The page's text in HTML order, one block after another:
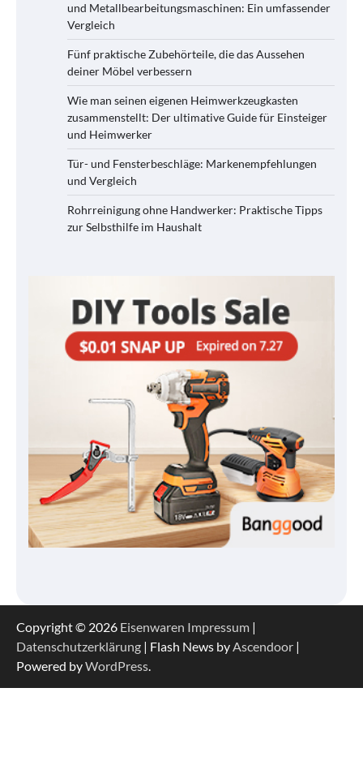
und Metallbearbeitungsmaschinen: Ein umfassender
Vergleich
Fünf praktische Zubehörteile, die das Aussehen
deiner Möbel verbessern
Wie man seinen eigenen Heimwerkzeugkasten
zusammenstellt: Der ultimative Guide für Einsteiger
und Heimwerker
Tür- und Fensterbeschläge: Markenempfehlungen
und Vergleich
Rohrreinigung ohne Handwerker: Praktische Tipps
zur Selbsthilfe im Haushalt
Copyright © 2026 Eisenwaren Impressum |
Datenschutzerklärung | Flash News byAscendoor |
Powered byWordPress.